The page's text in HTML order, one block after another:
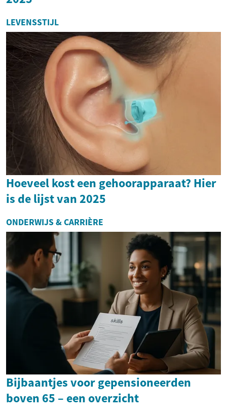
LEVENSSTIJL
Hoeveel kost een gehoorapparaat? Hier
is de lijst van 2025
ONDERWIJS & CARRIÈRE
Bijbaantjes voor gepensioneerden
boven 65 – een overzicht